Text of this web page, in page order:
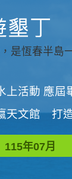
活動 應屆畢業
文館 打造沉浸
115年07月